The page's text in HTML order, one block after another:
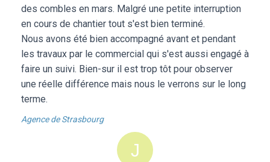
des combles en mars. Malgré une petite interruption
en cours de chantier tout s'est bien terminé.
Nous avons été bien accompagné avant et pendant
les travaux par le commercial qui s'est aussi engagé à
faire un suivi. Bien-sur il est trop tôt pour observer
une réelle différence mais nous le verrons sur le long
terme.
Agence de Strasbourg